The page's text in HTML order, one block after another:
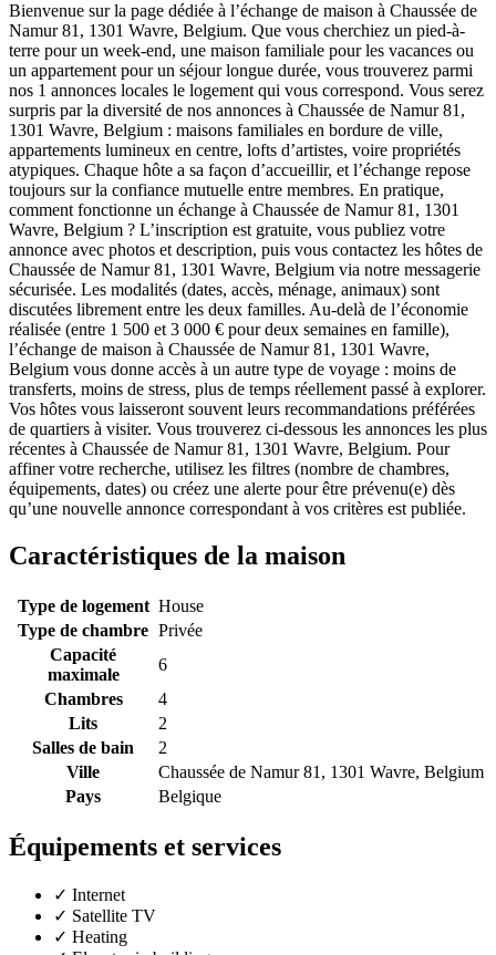
Bienvenue sur la page dédiée à l’échange de maison à Chaussée de
Namur 81, 1301 Wavre, Belgium. Que vous cherchiez un pied-à-
terre pour un week-end, une maison familiale pour les vacances ou
un appartement pour un séjour longue durée, vous trouverez parmi
nos 1 annonces locales le logement qui vous correspond. Vous serez
surpris par la diversité de nos annonces à Chaussée de Namur 81,
1301 Wavre, Belgium : maisons familiales en bordure de ville,
appartements lumineux en centre, lofts d’artistes, voire propriétés
atypiques. Chaque hôte a sa façon d’accueillir, et l’échange repose
toujours sur la confiance mutuelle entre membres. En pratique,
comment fonctionne un échange à Chaussée de Namur 81, 1301
Wavre, Belgium ? L’inscription est gratuite, vous publiez votre
annonce avec photos et description, puis vous contactez les hôtes de
Chaussée de Namur 81, 1301 Wavre, Belgium via notre messagerie
sécurisée. Les modalités (dates, accès, ménage, animaux) sont
discutées librement entre les deux familles. Au-delà de l’économie
réalisée (entre 1 500 et 3 000 € pour deux semaines en famille),
l’échange de maison à Chaussée de Namur 81, 1301 Wavre,
Belgium vous donne accès à un autre type de voyage : moins de
transferts, moins de stress, plus de temps réellement passé à explorer.
Vos hôtes vous laisseront souvent leurs recommandations préférées
de quartiers à visiter. Vous trouverez ci-dessous les annonces les plus
récentes à Chaussée de Namur 81, 1301 Wavre, Belgium. Pour
affiner votre recherche, utilisez les filtres (nombre de chambres,
équipements, dates) ou créez une alerte pour être prévenu(e) dès
qu’une nouvelle annonce correspondant à vos critères est publiée.
Caractéristiques de la maison
Type de logement House
Type de chambre Privée
Capacité
maximale
6
Chambres
4
Lits
2
Salles de bain
2
Ville
Chaussée de Namur 81, 1301 Wavre, Belgium
Pays
Belgique
Équipements et services
✓ Internet
✓ Satellite TV
✓ Heating